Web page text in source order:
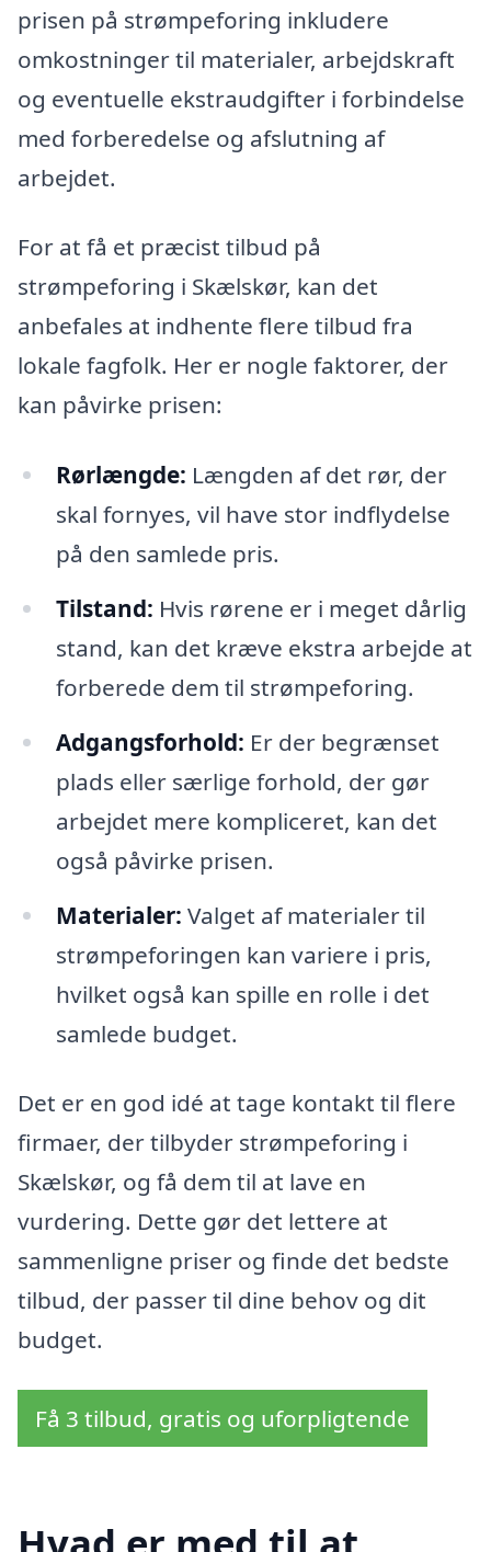
prisen på strømpeforing inkludere
omkostninger til materialer, arbejdskraft
og eventuelle ekstraudgifter i forbindelse
med forberedelse og afslutning af
arbejdet.
For at få et præcist tilbud på
strømpeforing i Skælskør, kan det
anbefales at indhente flere tilbud fra
lokale fagfolk. Her er nogle faktorer, der
kan påvirke prisen:
Rørlængde: Længden af det rør, der
skal fornyes, vil have stor indflydelse
på den samlede pris.
Tilstand: Hvis rørene er i meget dårlig
stand, kan det kræve ekstra arbejde at
forberede dem til strømpeforing.
Adgangsforhold: Er der begrænset
plads eller særlige forhold, der gør
arbejdet mere kompliceret, kan det
også påvirke prisen.
Materialer: Valget af materialer til
strømpeforingen kan variere i pris,
hvilket også kan spille en rolle i det
samlede budget.
Det er en god idé at tage kontakt til flere
firmaer, der tilbyder strømpeforing i
Skælskør, og få dem til at lave en
vurdering. Dette gør det lettere at
sammenligne priser og finde det bedste
tilbud, der passer til dine behov og dit
budget.
Få 3 tilbud, gratis og uforpligtende